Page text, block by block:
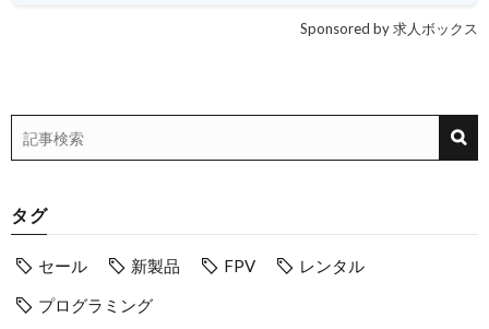
Sponsored by 求人ボックス
タグ
セール 新製品 FPV
レンタル
プログラミング